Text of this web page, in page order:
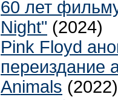
60 лет
Night" (2024)
Pink Floyd
переиздание
Animals (2022)